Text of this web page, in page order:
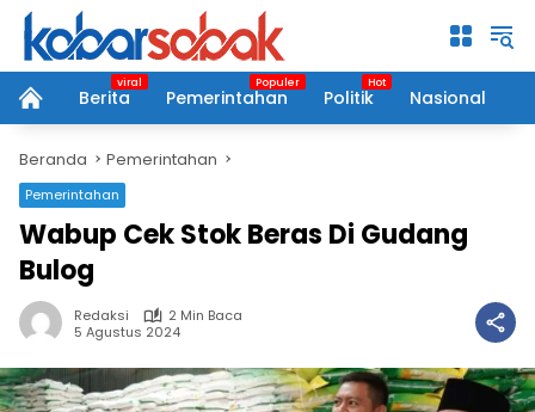
Langsung
konten
home
Berita Pemerintahan Politik Nasional
Beranda Pemerintahan
Pemerintahan
Wabup Cek Stok Beras Di Gudang
Bulog
Redaksi
2 Min Baca
5 Agustus 2024